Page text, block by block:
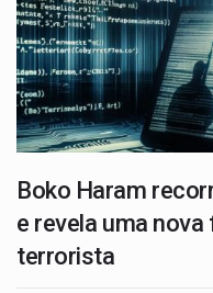
Boko Haram
e revela uma
terrorista